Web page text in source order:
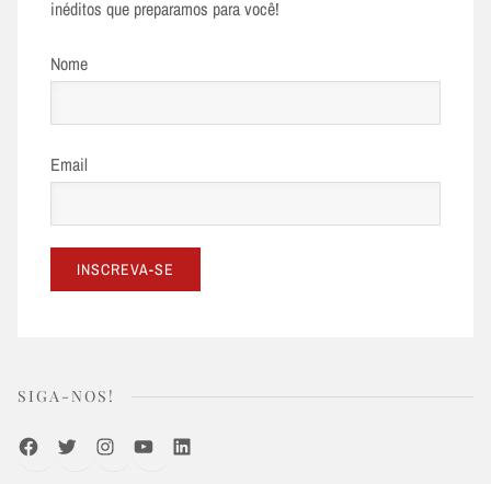
inéditos que preparamos para você!
Nome
Email
SIGA-NOS!
FacebookTwitterInstagramYoutubeLinkedIn